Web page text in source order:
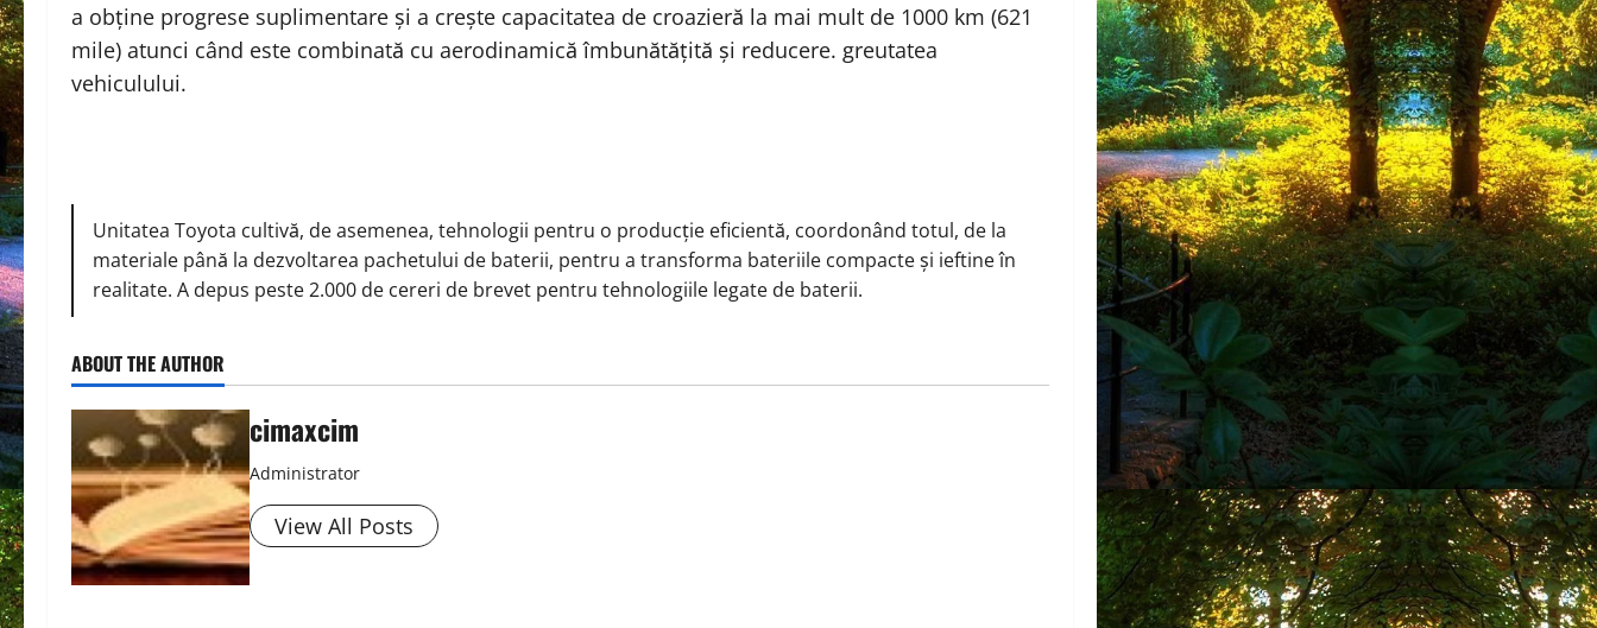
a obține progrese suplimentare și a crește capacitatea de croazieră la mai mult de 1000 km (621
mile) atunci când este combinată cu aerodinamică îmbunătățită și reducere. greutatea
vehiculului.
Unitatea Toyota cultivă, de asemenea, tehnologii pentru o producție eficientă, coordonând totul, de la
materiale până la dezvoltarea pachetului de baterii, pentru a transforma bateriile compacte și ieftine în
realitate.A depus peste 2.000 de cereri de brevet pentru tehnologiile legate de baterii.
ABOUT THE AUTHOR
cimaxcim
Administrator
View All Posts